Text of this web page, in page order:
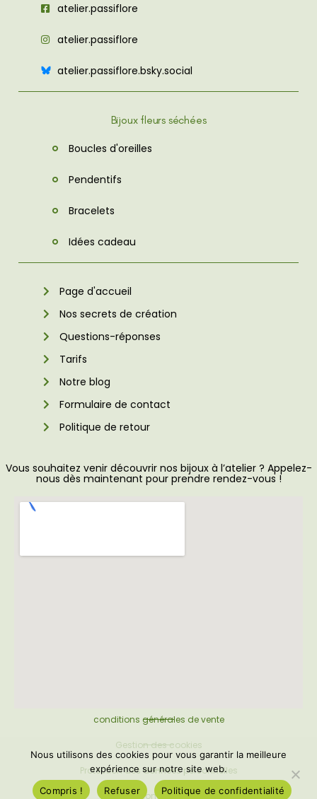
atelier.passiflore
atelier.passiflore
atelier.passiflore.bsky.social
Bijoux fleurs séchées
Boucles d'oreilles
Pendentifs
Bracelets
Idées cadeau
Page d'accueil
Nos secrets de création
Questions-réponses
Tarifs
Notre blog
Formulaire de contact
Politique de retour
Vous souhaitez venir découvrir nos bijoux à l’atelier ? Appelez-
nous dès maintenant pour prendre rendez-vous !
conditions générales de vente
Gestion des cookies
Protection des données personnelles
Mentions légales
Nous utilisons des cookies pour vous garantir la meilleure
expérience sur notre site web.
Compris !
Refuser Politique de confidentialité